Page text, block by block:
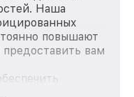
Наша
повышают
вам
для